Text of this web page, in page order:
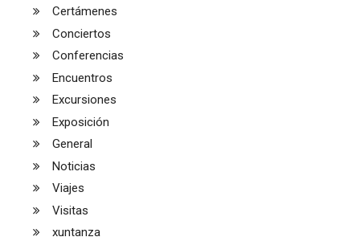
Certámenes
Conciertos
Conferencias
Encuentros
Excursiones
Exposición
General
Noticias
Viajes
Visitas
xuntanza